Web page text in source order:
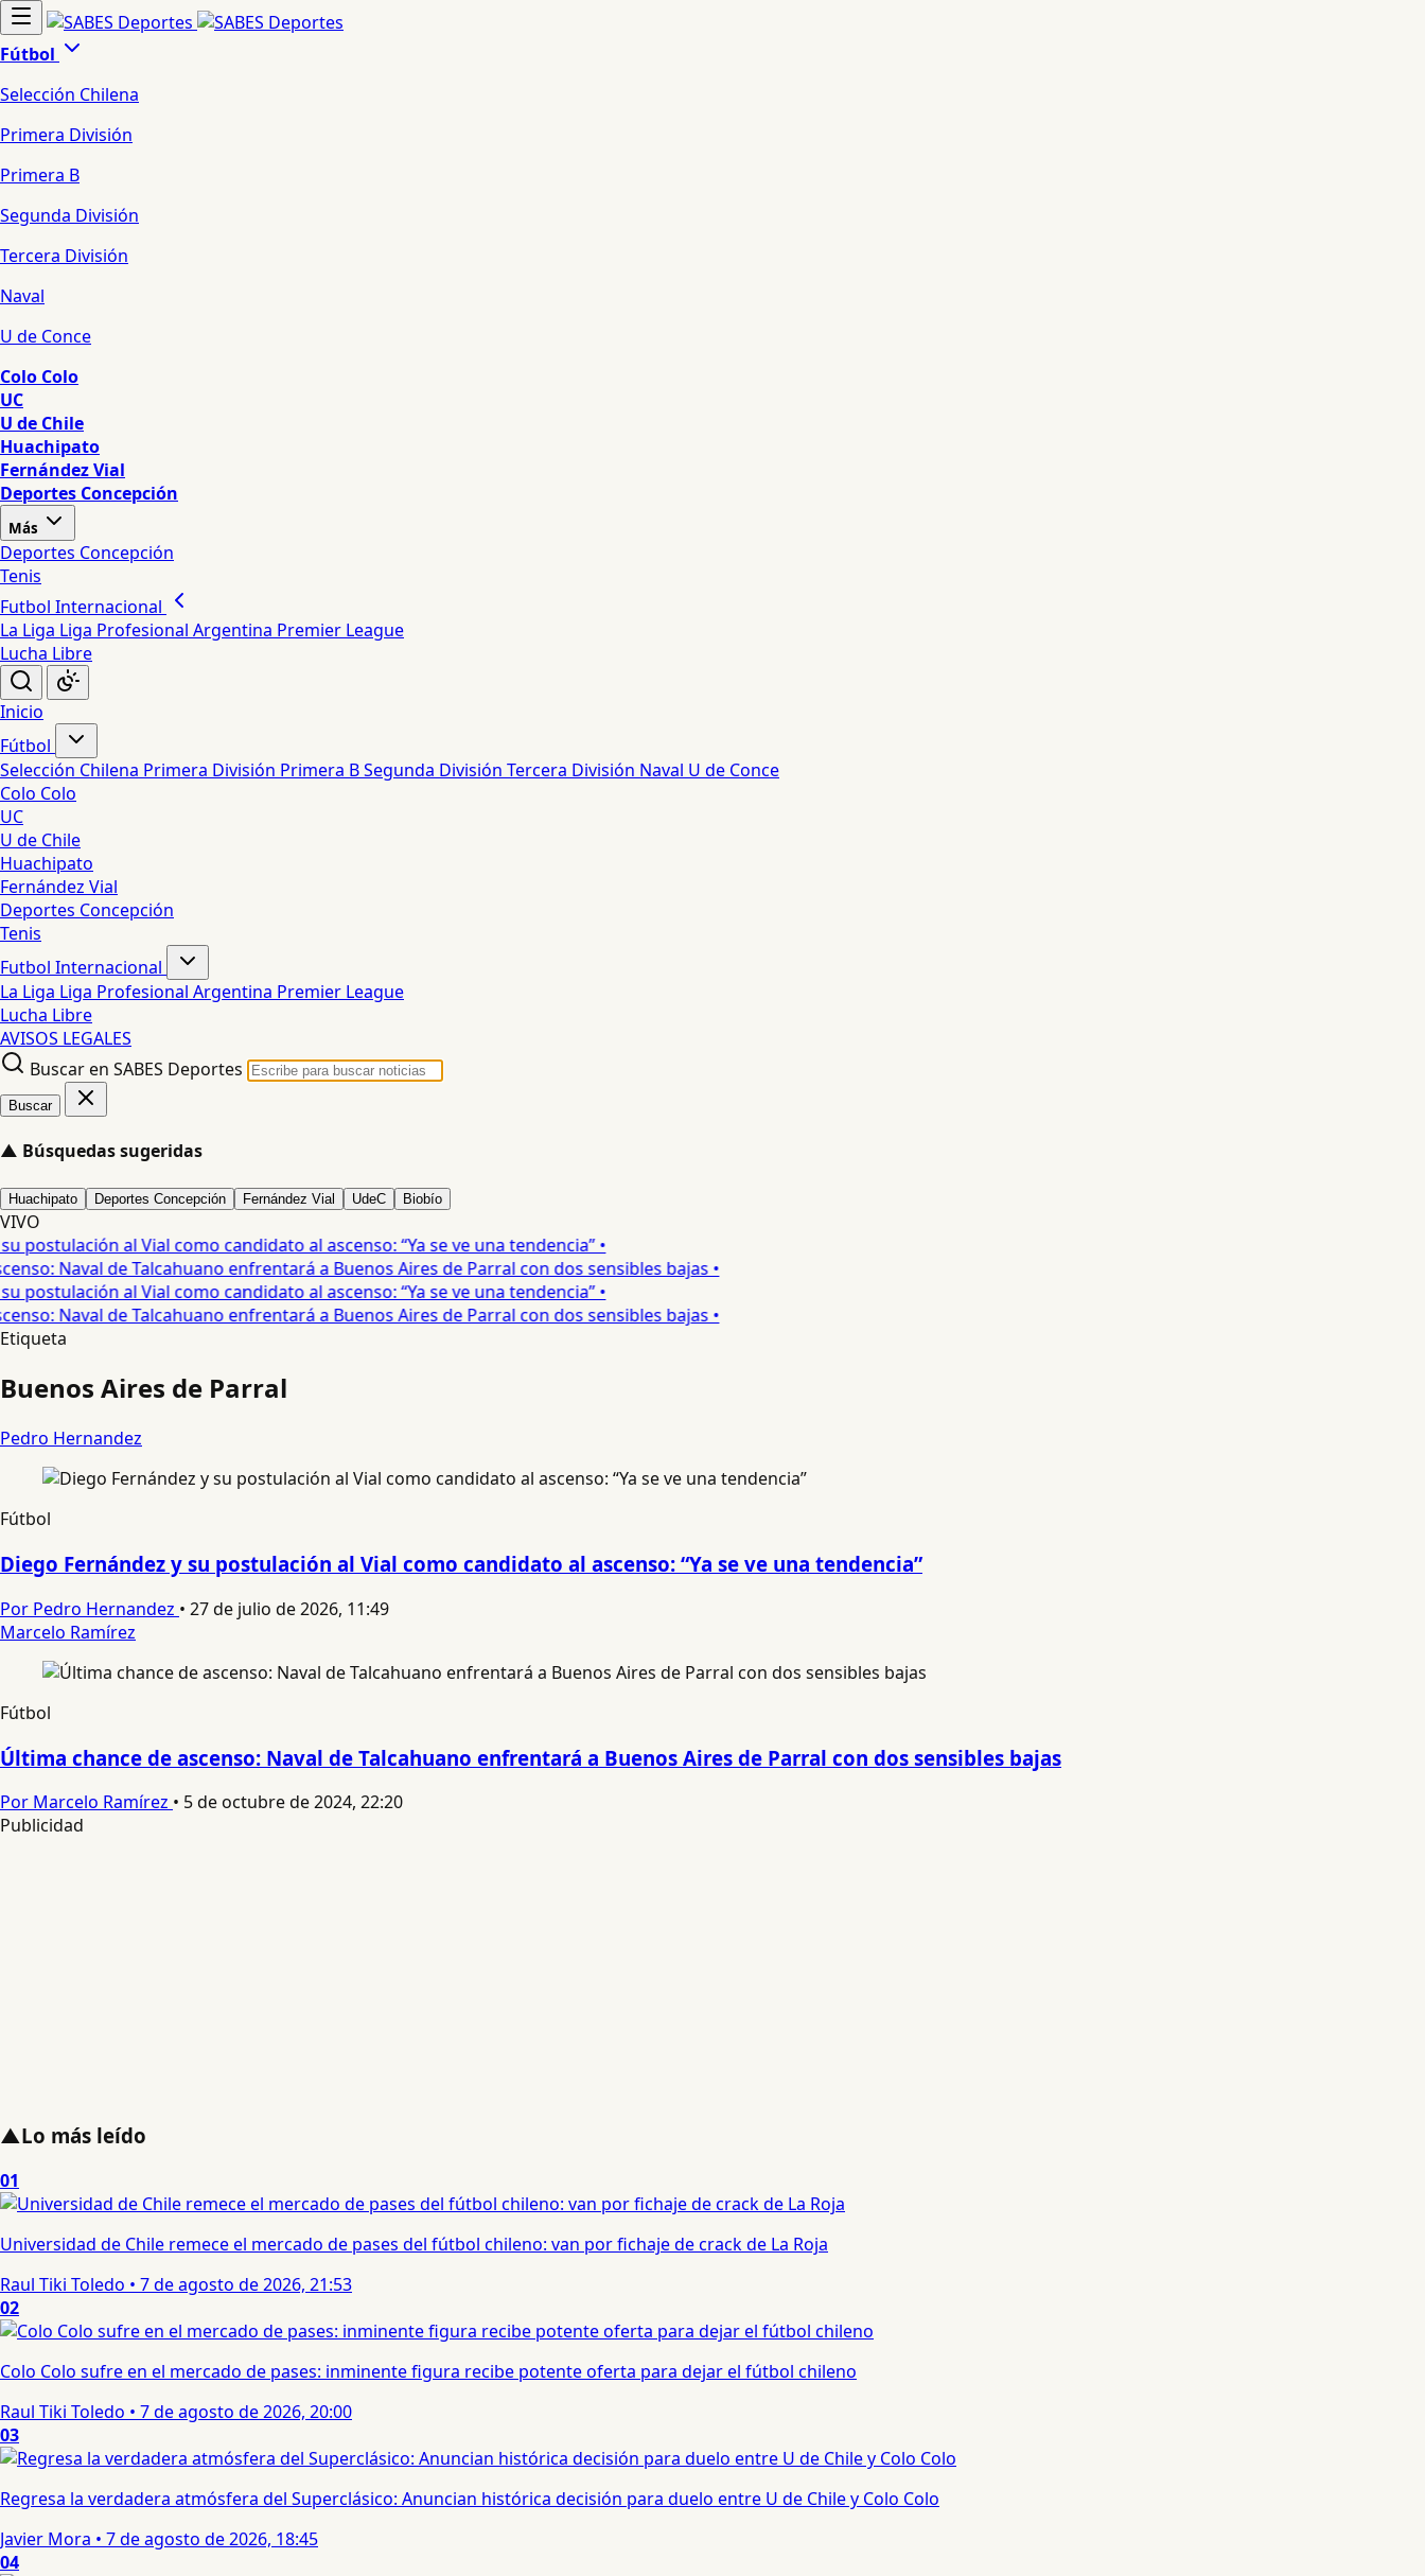
Fútbol
Selección Chilena
Primera División
Primera B
Segunda División
Tercera División
Naval
U de Conce
Colo Colo
UC
U de Chile
Huachipato
Fernández Vial
Deportes Concepción
Más
Deportes Concepción
Tenis
Futbol Internacional
La Liga Liga Profesional Argentina Premier League
Lucha Libre
Inicio
Fútbol
Selección Chilena Primera División Primera BSegunda División Tercera División Naval U de Conce
Colo Colo
UC
U de Chile
Huachipato
Fernández Vial
Deportes Concepción
Tenis
Futbol Internacional
La Liga Liga Profesional Argentina Premier League
Lucha Libre
AVISOS LEGALES
Buscar en SABES Deportes
Buscar
▲ Búsquedas sugeridas
Huachipato Deportes Concepción Fernández Vial UdeC Biobío
VIVO
postulación al Vial como candidato al ascenso: “Ya se ve una tendencia” •
Naval de Talcahuano enfrentará a Buenos Aires de Parral con dos sensibles bajas •
postulación al Vial como candidato al ascenso: “Ya se ve una tendencia” •
Naval de Talcahuano enfrentará a Buenos Aires de Parral con dos sensibles bajas •
Etiqueta
Buenos Aires de Parral
Pedro Hernandez
Fútbol
Diego Fernández y su postulación al Vial como candidato al ascenso: “Ya se ve una tendencia”
Por Pedro Hernandez • 27 de julio de 2026, 11:49
Marcelo Ramírez
Fútbol
Última chance de ascenso: Naval de Talcahuano enfrentará a Buenos Aires de Parral con dos sensibles bajas
Por Marcelo Ramírez • 5 de octubre de 2024, 22:20
Publicidad
▲Lo más leído
01
Universidad de Chile remece el mercado de pases del fútbol chileno: van por fichaje de crack de La Roja
Raul Tiki Toledo • 7 de agosto de 2026, 21:53
02
Colo Colo sufre en el mercado de pases: inminente figura recibe potente oferta para dejar el fútbol chileno
Raul Tiki Toledo • 7 de agosto de 2026, 20:00
03
Regresa la verdadera atmósfera del Superclásico: Anuncian histórica decisión para duelo entre U de Chile y Colo Colo
Javier Mora • 7 de agosto de 2026, 18:45
04